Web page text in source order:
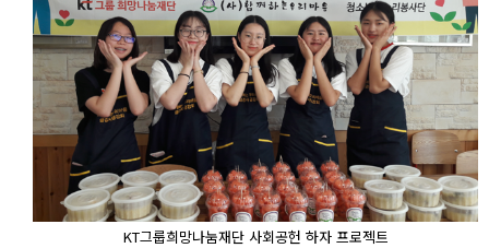
KT그룹희망나눔재단 사회공헌 하자 프로젝트